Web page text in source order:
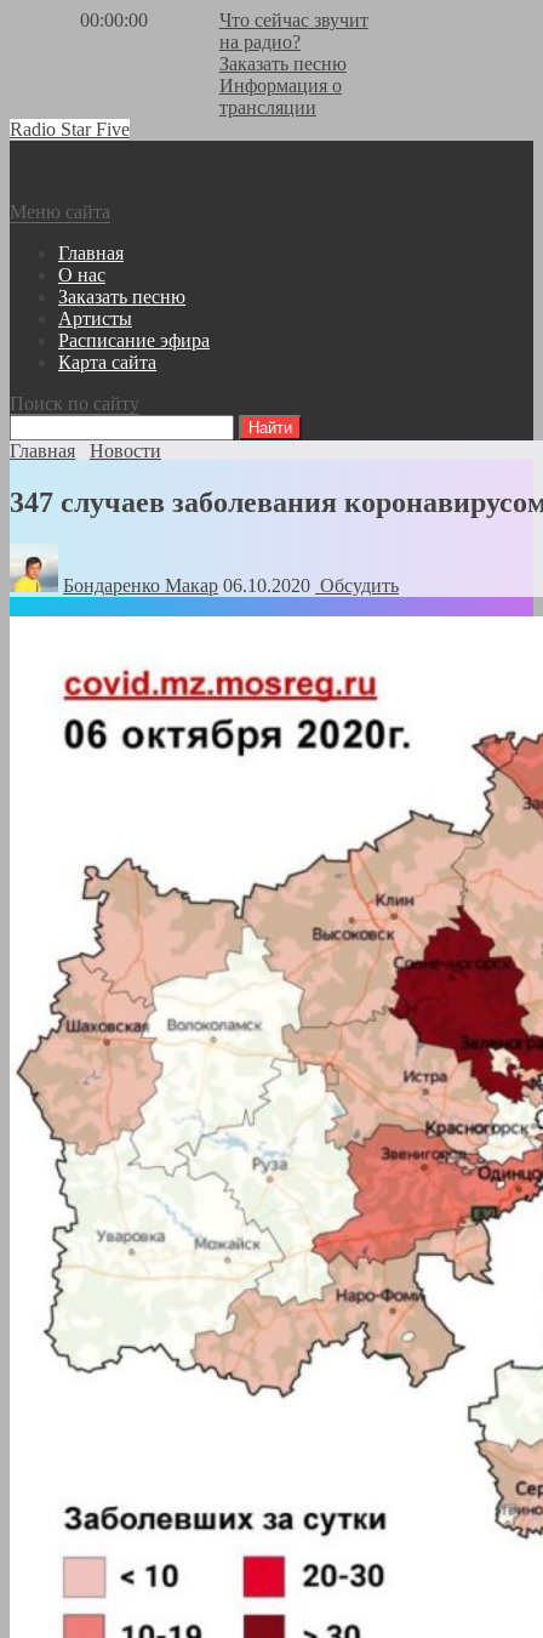
00:00:00
Что сейчас звучит
на радио?
Заказать песню
Информация о
трансляции
Radio Star Five
Меню сайта
Главная
О нас
Заказать песню
Артисты
Расписание эфира
Карта сайта
Поиск по сайту
Главная Новости
347 случаев заболевания
Бондаренко Mакар 06.10.2020 Обсудить